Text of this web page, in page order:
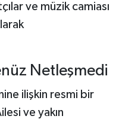
ve müzik camiası
Netleşmedi
ilişkin resmi bir
ve yakın